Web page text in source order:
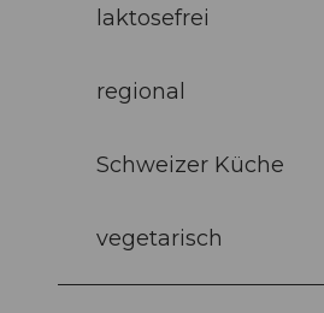
laktosefrei
regional
Schweizer Küche
vegetarisch